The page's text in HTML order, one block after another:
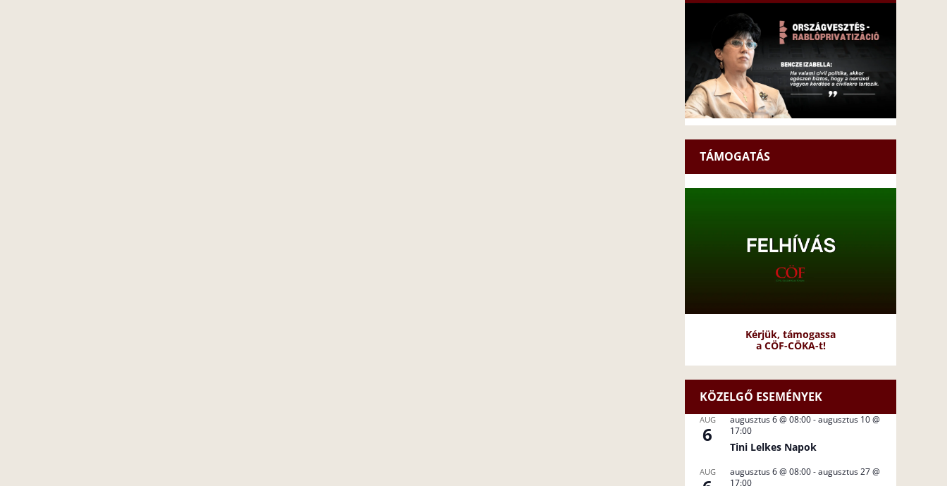
TÁMOGATÁS
Kérjük, támogassa
a CÖF-CÖKA-t!
KÖZELGŐ ESEMÉNYEK
AUG
6
augusztus 6 @ 08:00-augusztus 10 @
17:00
Tini Lelkes Napok
AUG augusztus 6 @ 08:00-augusztus 27 @
17:00